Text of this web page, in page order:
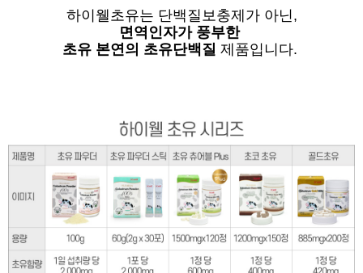
하이웰초유는 단백질보충제가 아닌,
면역인자가 풍부한
초유 본연의 초유단백질 제품입니다.